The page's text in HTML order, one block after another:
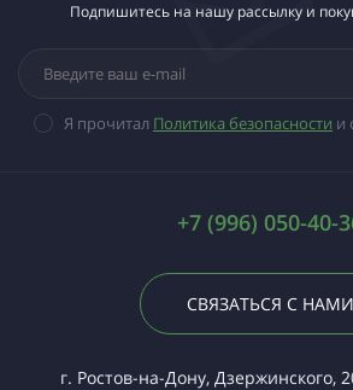
Подпишитесь на нашу рассылку и
Я прочитал Политика безопасности и
+7 (996) 050-40-
СВЯЗАТЬСЯ С НАМИ
г. Ростов-на-Дону, Дзержинского,